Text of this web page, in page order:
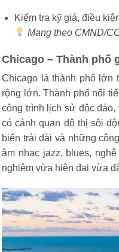
Kiểm tra kỹ giá, điều
Mang theo CMND/
Chicago – Thành phố
Chicago là thành phố lớn
rộng lớn. Thành phố nổi
công trình lịch sử độc
có cảnh quan đô thị sôi
biển trải dài và những
âm nhạc jazz, blues,
nghiệm vừa hiện đại vừa